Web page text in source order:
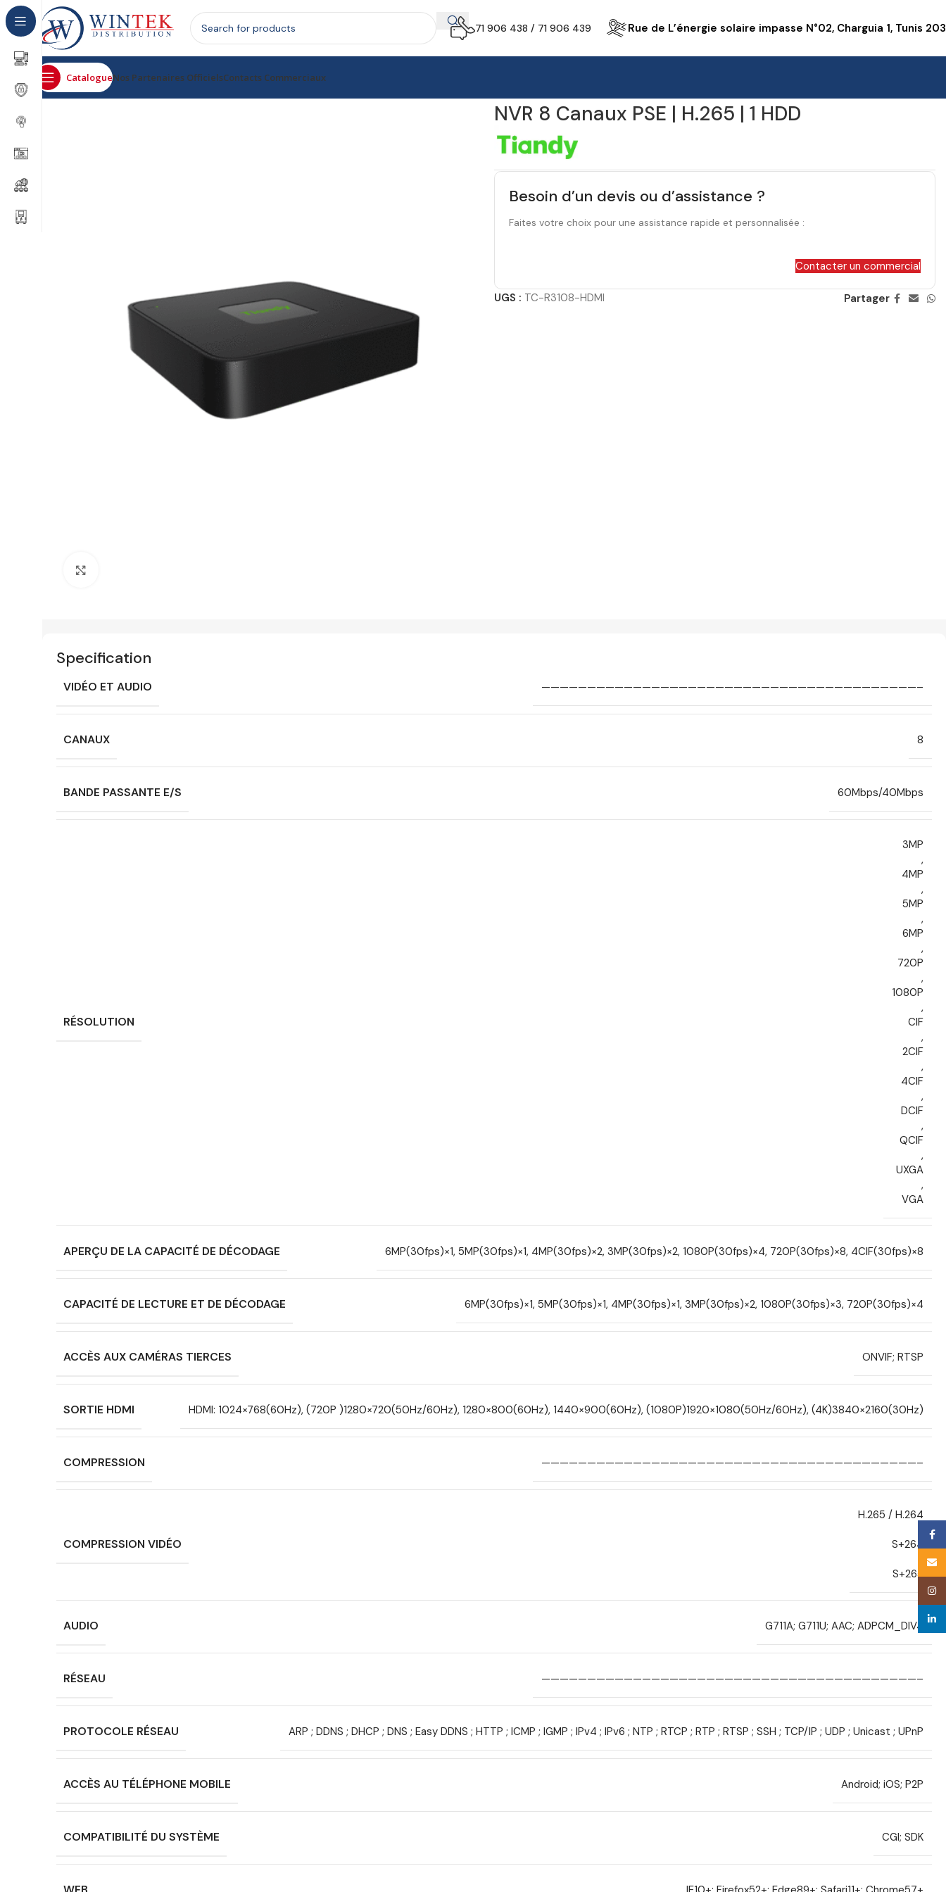
71 906 438 / 71 906 439 Rue de L’énergie solaire impasse N°02, Charguia 1, Tunis
CatalogueNos Partenaires OfficielsContacts Commerciaux
Accueil Surveillance & sécurité
NVR 8 Canaux PSE | H.265 | 1 HDD
Besoin d’un devis ou d’assistance ?
Faites votre choix pour une assistance rapide et personnalisée :
Contacter un commercial
UGS : TC-R3108-HDMI Partager
Specification
VIDÉO ET AUDIO —————————————————————————————————————————–
CANAUX 8
BANDE PASSANTE E/S 60Mbps/40Mbps
RÉSOLUTION
3MP
,
4MP
,
5MP
,
6MP
,
720P
,
1080P
,
CIF
,
2CIF
,
4CIF
,
DCIF
,
QCIF
,
UXGA
,
VGA
APERÇU DE LA CAPACITÉ DE DÉCODAGE 6MP(30fps)×1, 5MP(30fps)×1, 4MP(30fps)×2, 3MP(30fps)×2, 1080P(30fps)×4, 720P(30fps)×8, 4CIF(30fps)×8
CAPACITÉ DE LECTURE ET DE DÉCODAGE 6MP(30fps)×1, 5MP(30fps)×1, 4MP(30fps)×1, 3MP(30fps)×2, 1080P(30fps)×3, 720P(30fps)×4
ACCÈS AUX CAMÉRAS TIERCES ONVIF; RTSP
SORTIE HDMI HDMI: 1024×768(60Hz), (720P )1280×720(50Hz/60Hz), 1280×800(60Hz), 1440×900(60Hz), (1080P)1920×1080(50Hz/60Hz), (4K)3840×2160(30Hz)
COMPRESSION —————————————————————————————————————————–
COMPRESSION VIDÉO
H.265 / H.264
S+264
S+265
AUDIO G711A; G711U; AAC; ADPCM_DIV4
RÉSEAU —————————————————————————————————————————–
PROTOCOLE RÉSEAU ARP ; DDNS ; DHCP ; DNS ; Easy DDNS ; HTTP ; ICMP ; IGMP ; IPv4 ; IPv6 ; NTP ; RTCP ; RTP ; RTSP ; SSH ; TCP/IP ; UDP ; Unicast ; UPnP
ACCÈS AU TÉLÉPHONE MOBILE Android; iOS; P2P
COMPATIBILITÉ DU SYSTÈME CGI; SDK
Email